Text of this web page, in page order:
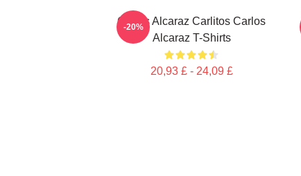
Carlos Alcaraz Carlitos Carlos
Alcaraz T-Shirts
20,93 £ - 24,09 £
-20%